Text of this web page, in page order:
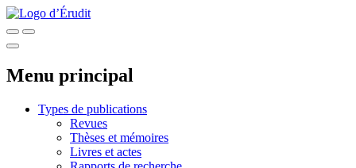
Menu principal
Types de publications
Revues
Thèses et mémoires
Livres et actes